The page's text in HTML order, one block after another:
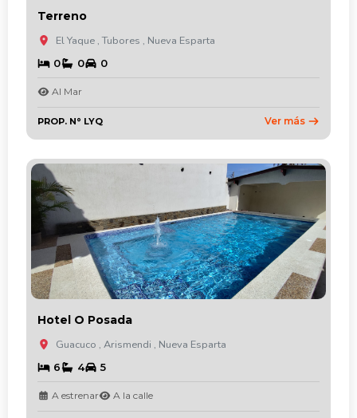
Terreno
El Yaque , Tubores , Nueva Esparta
0 0 0
Al Mar
PROP. N° LYQ Ver más
Hotel O Posada
Guacuco , Arismendi , Nueva Esparta
6 4 5
A estrenar A la calle